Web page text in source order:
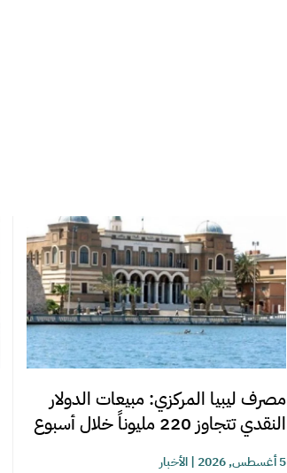
مصرف ليبيا المركزي: مبيعات الدولار
النقدي تتجاوز 220 مليوناً خلال أسبوع
5 أغسطس, 2026 |الأخبار